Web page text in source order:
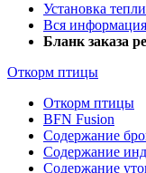
Установка
Вся
Бланк заказа
Откорм птицы
Откорм птицы
BFN Fusion
Содержание
Содержание
Содержание